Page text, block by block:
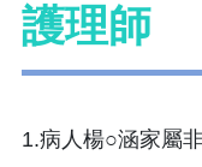
護理師
1.病人楊○涵家屬